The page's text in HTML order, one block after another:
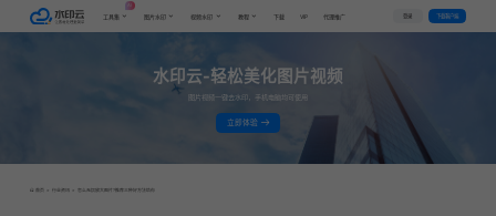
工具集
AI
图片水印 视频水印 教程 下载 VIP 代理推广 登录 下载客户端
水印云-轻松美化图片视频
图片视频一键去水印，手机电脑均可使用
立即体验
首页 > 行业资讯 > 怎么无损放大图片?推荐三种好方法给你